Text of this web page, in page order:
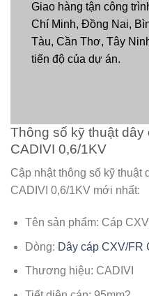
Giao hàng tận công
Chí Minh, Đồng Nai,
Tàu, Cần Thơ, Tây
tiến độ của dự án.
Thông số kỹ thuật dây
CADIVI 0,6/1KV
Cập nhật thông số kỹ thuật
CADIVI 0,6/1KV mới nhất:
Tên sản phẩm: Cáp
Dòng: Dây cáp CXV/FR
Thương hiệu: CADIVI